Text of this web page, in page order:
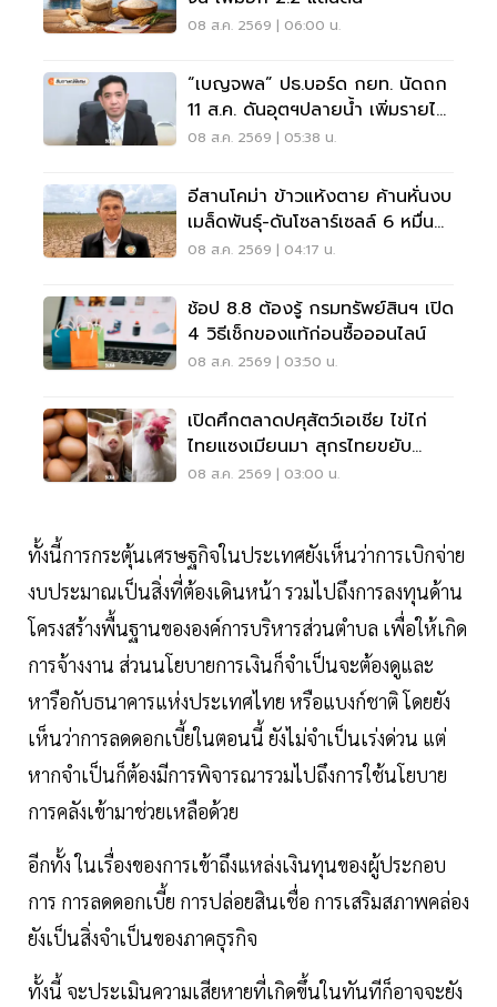
08 ส.ค. 2569 | 06:00 น.
“เบญจพล” ปธ.บอร์ด กยท. นัดถก
11 ส.ค. ดันอุตฯปลายน้ำ เพิ่มรายได้
สวนยาง
08 ส.ค. 2569 | 05:38 น.
อีสานโคม่า ข้าวแห้งตาย ค้านหั่นงบ
เมล็ดพันธุ์-ดันโซลาร์เซลล์ 6 หมื่น
ล้าน
08 ส.ค. 2569 | 04:17 น.
ช้อป 8.8 ต้องรู้ กรมทรัพย์สินฯ เปิด
4 วิธีเช็กของแท้ก่อนซื้อออนไลน์
08 ส.ค. 2569 | 03:50 น.
เปิดศึกตลาดปศุสัตว์เอเชีย ไข่ไก่
ไทยแซงเมียนมา สุกรไทยขยับ
72.87 บาท
08 ส.ค. 2569 | 03:00 น.
ทั้งนี้การกระตุ้นเศรษฐกิจในประเทศยังเห็นว่าการเบิกจ่าย
งบประมาณเป็นสิ่งที่ต้องเดินหน้า รวมไปถึงการลงทุนด้าน
โครงสร้างพื้นฐานขององค์การบริหารส่วนตำบล เพื่อให้เกิด
การจ้างงาน ส่วนนโยบายการเงินก็จำเป็นจะต้องดูและ
หารือกับธนาคารแห่งประเทศไทย หรือแบงก์ชาติ โดยยัง
เห็นว่าการลดดอกเบี้ยในตอนนี้ ยังไม่จำเป็นเร่งด่วน แต่
หากจำเป็นก็ต้องมีการพิจารณารวมไปถึงการใช้นโยบาย
การคลังเข้ามาช่วยเหลือด้วย
อีกทั้ง ในเรื่องของการเข้าถึงแหล่งเงินทุนของผู้ประกอบ
การ การลดดอกเบี้ย การปล่อยสินเชื่อ การเสริมสภาพคล่อง
ยังเป็นสิ่งจำเป็นของภาคธุรกิจ
ทั้งนี้ จะประเมินความเสียหายที่เกิดขึ้นในทันทีก็อาจจะยัง